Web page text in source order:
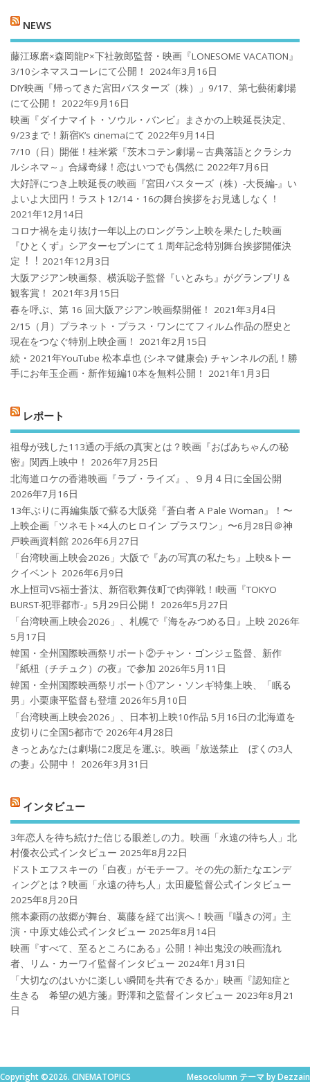
NEWS
藤江琢磨×森岡龍P×下社敦郎監督・映画『LONESOME VACATION』
3/10シネマスコーレにて公開！
2024年3月16日
DIY映画『帰ってきた宮田バスターズ（株）」9/17、第七藝術劇場
にて公開！
2022年9月16日
映画『ダイナマイト・ソウル・バンビ』まさかの上映延長決定、
9/23まで！新宿K’s cinemaにて 2022年9月14日
7/10（日）開催！桂米紫『茨木コテン劇場～古典落語とクラシカ
ルシネマ～』合縁奇縁！恋はいつでも偶然に 2022年7月6日
大好評につき上映延長の映画『宮田バスターズ（株）-大長編-』い
よいよ大団円！ラスト12/14・16の舞台挨拶をお見逃しなく！
2021年12月14日
コロナ禍を⾛り抜け⼀年以上のロングラン上映を果たした映画
『ひとくず』シアターセブンにて１周年記念特別舞台挨拶開催決
定︕︕ 2021年12月3日
大阪アジアン映画祭、横浜聡子監督『いとみち』がグランプリ＆
観客賞！
2021年3月15日
春を呼ぶ、第 16 回大阪アジアン映画祭開催！
2021年3月4日
2/15（月）プラネット・プラス・ワンにてフィルム作品の歴史と
現在をつなぐ特別上映企画！
2021年2月15日
続・2021年YouTube 松本卓也 (シネマ健康会) チャンネルの乱！勝
手にお年玉企画・新作短編10本を無料公開！
2021年1月3日
レポート
祖母が残した113通の手紙の真実とは？映画『おばあちゃんの秘
密』関西上映中！
2026年7月25日
北海道ロケの香港映画『ラブ・ライズ』、９月４日に全国公開
2026年7月16日
13年ぶりに再編集版で蘇る大阪発『蒼白者 A Pale Woman』！〜
上映企画「ツネモト×4人のヒロイン プラスワン」〜6月28日＠神
戸映画資料館 2026年6月27日
「台湾映画上映会2026」大阪で『あの写真の私たち』上映&トー
クイベント 2026年6月9日
水上恒司VS福士蒼汰、新宿歌舞伎町で肉弾戦！!映画『TOKYO
BURST-犯罪都市-』5月29日公開！
2026年5月27日
「台湾映画上映会2026」、札幌で『海をみつめる日』上映 2026年
5月17日
韓国・全州国際映画祭リポート②チャン・ゴンジェ監督、新作
『紙杻（チチュク）の夜』で参加 2026年5月11日
韓国・全州国際映画祭リポート①アン・ソンギ特集上映、「眠る
男」小栗康平監督も登壇 2026年5月10日
「台湾映画上映会2026」、日本初上映10作品 5月16日の北海道を
皮切りに全国5都市で 2026年4月28日
きっとあなたは劇場に2度足を運ぶ。映画『放送禁止 ぼくの3人
の妻』公開中！
2026年3月31日
インタビュー
3年恋人を待ち続けた信じる眼差しの力。映画「永遠の待ち人」北
村優衣公式インタビュー 2025年8月22日
ドストエフスキーの「白夜」がモチーフ。その先の新たなエンデ
ィングとは？映画「永遠の待ち人」太田慶監督公式インタビュー
2025年8月20日
熊本豪雨の故郷が舞台、葛藤を経て出演へ！映画『囁きの河』主
演・中原丈雄公式インタビュー 2025年8月14日
映画『すべて、至るところにある』公開！神出鬼没の映画流れ
者、リム・カーワイ監督インタビュー 2024年1月31日
「大切なのはいかに楽しい瞬間を共有できるか」映画『認知症と
生きる 希望の処方箋』野澤和之監督インタビュー 2023年8月21
日
Copyright ©2026. CINEMATOPICS Mesocolumn テーマ by Dezzain